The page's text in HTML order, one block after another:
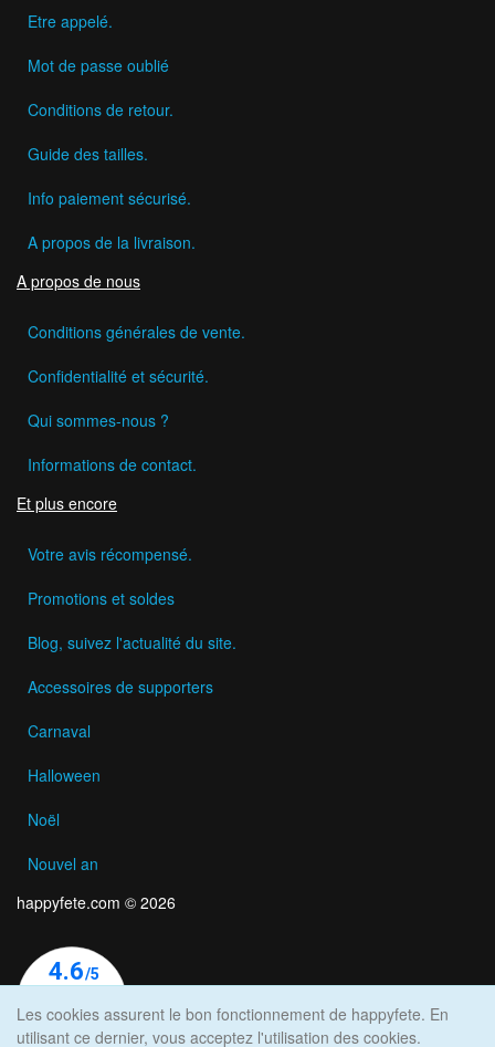
Etre appelé.
Mot de passe oublié
Conditions de retour.
Guide des tailles.
Info paiement sécurisé.
A propos de la livraison.
A propos de nous
Conditions générales de vente.
Confidentialité et sécurité.
Qui sommes-nous ?
Informations de contact.
Et plus encore
Votre avis récompensé.
Promotions et soldes
Blog, suivez l'actualité du site.
Accessoires de supporters
Carnaval
Halloween
Noël
Nouvel an
happyfete.com © 2026
Les cookies assurent le bon fonctionnement de happyfete. En
utilisant ce dernier, vous acceptez l'utilisation des cookies.